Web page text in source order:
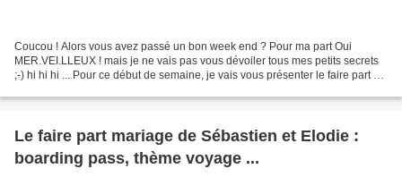
Coucou ! Alors vous avez passé un bon week end ? Pour ma part Oui
MER.VEI.LLEUX ! mais je ne vais pas vous dévoiler tous mes petits secrets
;-) hi hi hi ... Pour ce début de semaine, je vais vous présenter le faire part de
Le faire part mariage de Sébastien et Elodie :
boarding pass, thème voyage ...